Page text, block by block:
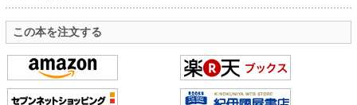
この本を注文する